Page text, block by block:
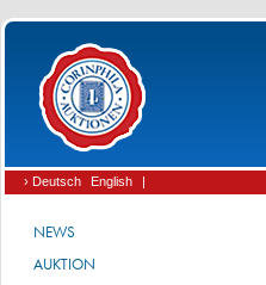
› Deutsch English |
NEWS
AUKTION